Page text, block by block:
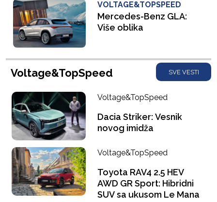
VOLTAGE&TOPSPEED
Mercedes-Benz GLA:
Više oblika
Voltage&TopSpeed SVE VESTI
Voltage&TopSpeed
Dacia Striker: Vesnik
novog imidža
Voltage&TopSpeed
Toyota RAV4 2.5 HEV
AWD GR Sport: Hibridni
SUV sa ukusom Le Mana